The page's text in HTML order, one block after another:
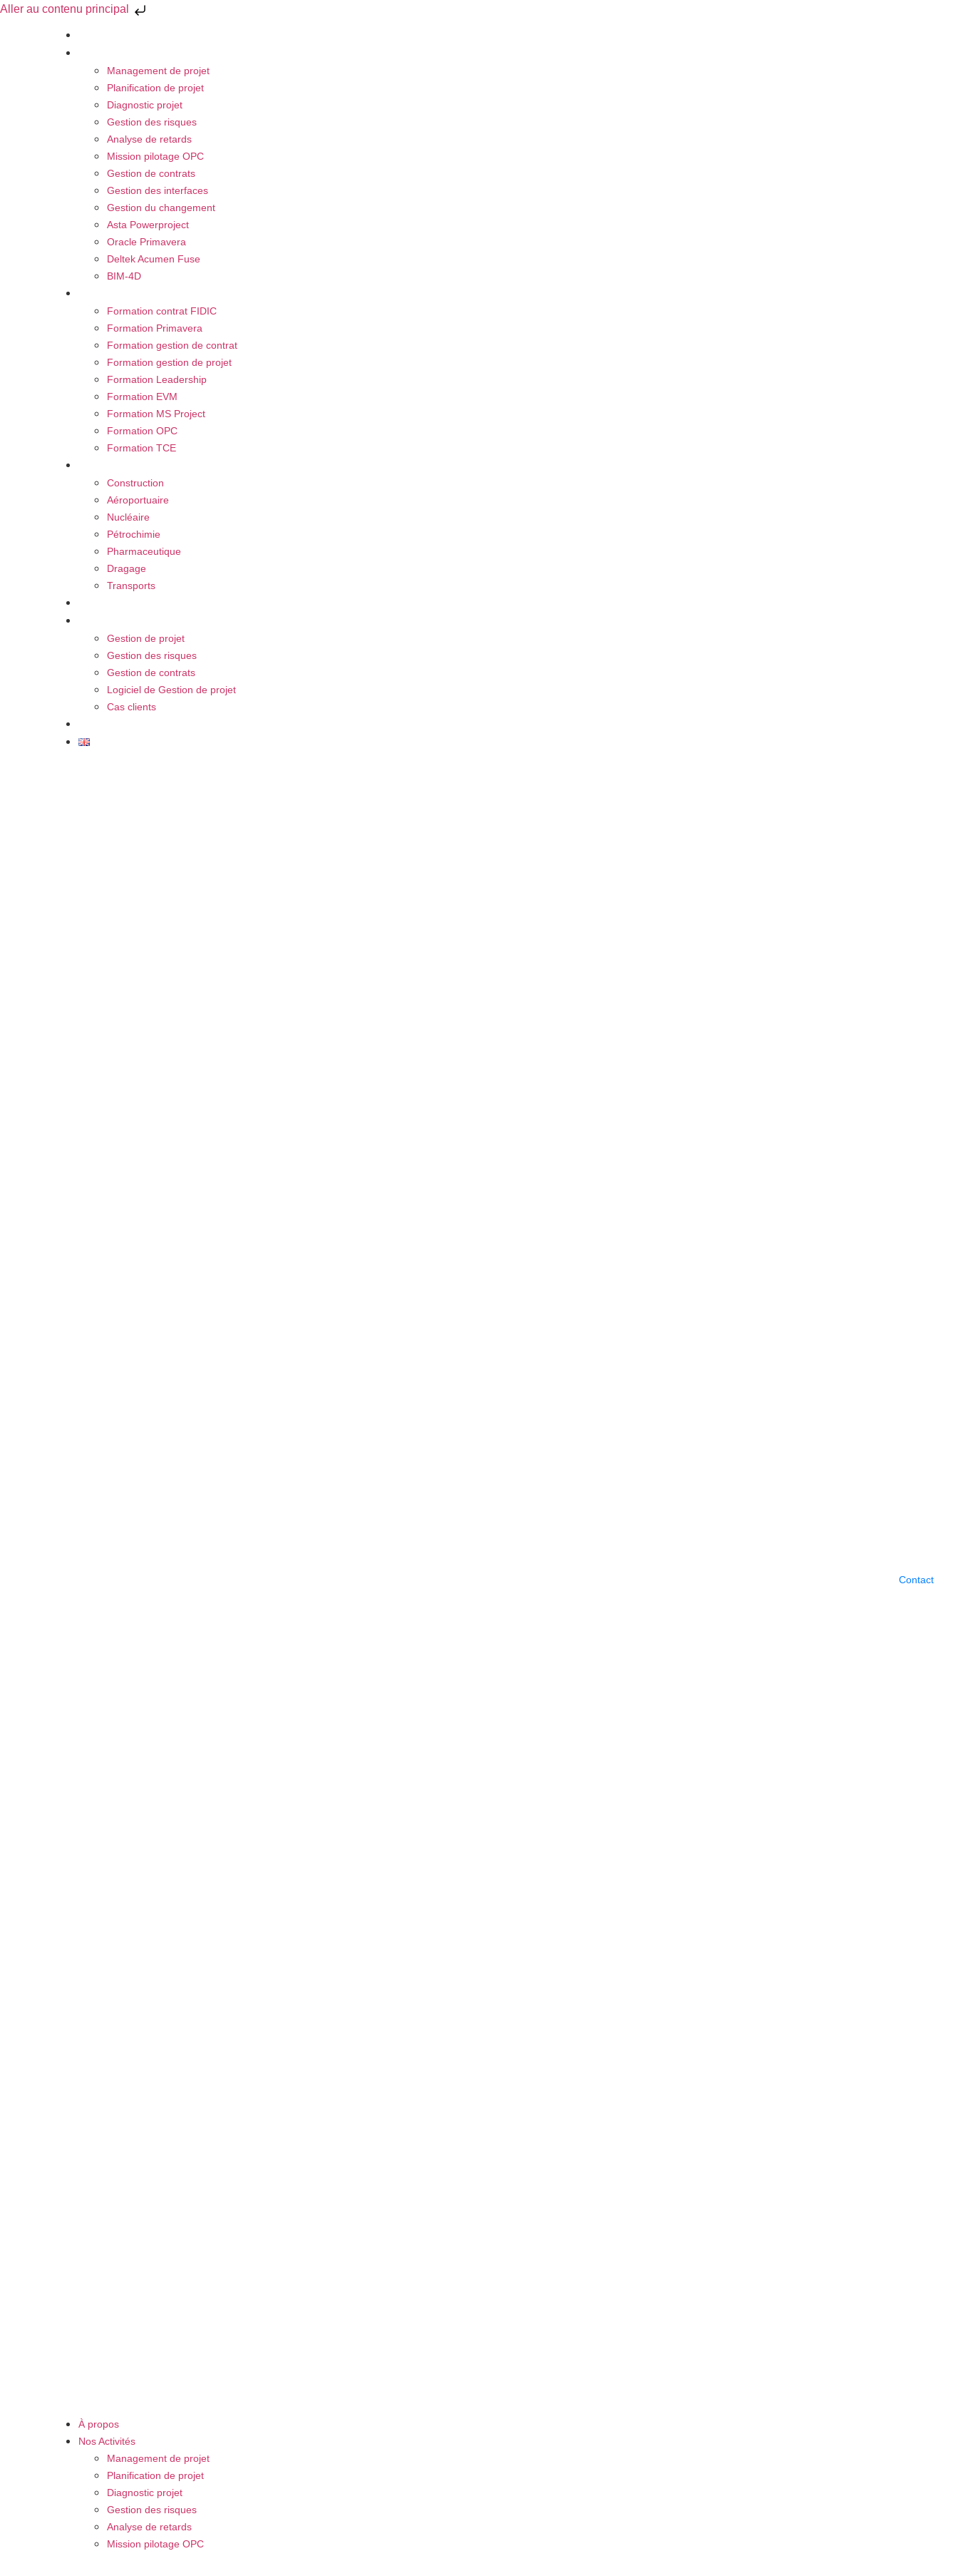
Aller au contenu principal
Management de projet
Planification de projet
Diagnostic projet
Gestion des risques
Analyse de retards
Mission pilotage OPC
Gestion de contrats
Gestion des interfaces
Gestion du changement
Asta Powerproject
Oracle Primavera
Deltek Acumen Fuse
BIM-4D
Formation contrat FIDIC
Formation Primavera
Formation gestion de contrat
Formation gestion de projet
Formation Leadership
Formation EVM
Formation MS Project
Formation OPC
Formation TCE
Construction
Aéroportuaire
Nucléaire
Pétrochimie
Pharmaceutique
Dragage
Transports
Gestion de projet
Gestion des risques
Gestion de contrats
Logiciel de Gestion de projet
Cas clients
À propos
Nos Activités
Management de projet
Planification de projet
Diagnostic projet
Gestion des risques
Analyse de retards
Mission pilotage OPC
Contact